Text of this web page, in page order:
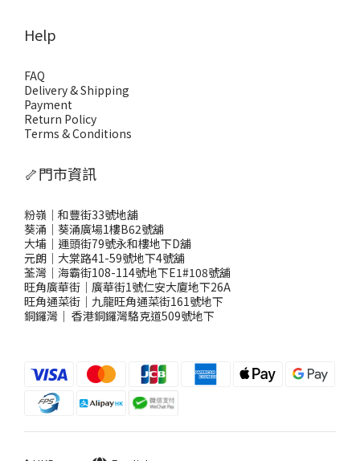
Help
FAQ
Delivery & Shipping
Payment
Return Policy
Terms & Conditions
🦴門市資訊
粉嶺｜和豐街33號地舖
葵涌｜葵涌廣場1樓B62號舖
大埔｜運頭街79號永和樓地下D舖
元朗｜大棠路41-59號地下4號舖
荃灣｜海霸街108-114號地下E1#108號舖
旺角廣華街｜廣華街1號仁安大廈地下26A
旺角通菜街｜九龍旺角通菜街161號地下
銅鑼灣 ｜ 香港銅鑼灣駱克道509號地下